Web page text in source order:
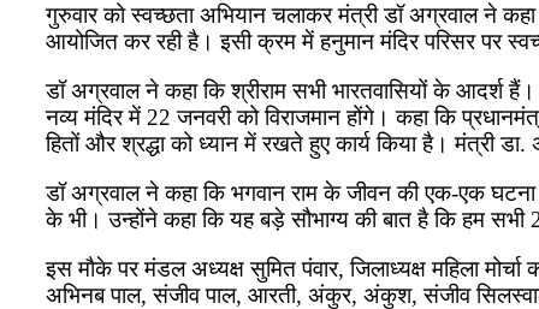
गुरुवार को स्वच्छता अभियान चलाकर मंत्री डॉ अग्रवाल ने
आयोजित कर रही है। इसी क्रम में हनुमान मंदिर परिसर पर
डॉ अग्रवाल ने कहा कि श्रीराम सभी भारतवासियों के आदर्श
नव्य मंदिर में 22 जनवरी को विराजमान होंगे। कहा कि
हितों और श्रद्धा को ध्यान में रखते हुए कार्य किया है। मंत्री
डॉ अग्रवाल ने कहा कि भगवान राम के जीवन की एक-एक
के भी। उन्होंने कहा कि यह बड़े सौभाग्य की बात है कि हम सभी
इस मौके पर मंडल अध्यक्ष सुमित पंवार, जिलाध्यक्ष महिला
अभिनब पाल, संजीव पाल, आरती, अंकुर, अंकुश, संजीव